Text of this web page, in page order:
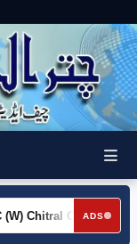
ADS
►
Chitral City